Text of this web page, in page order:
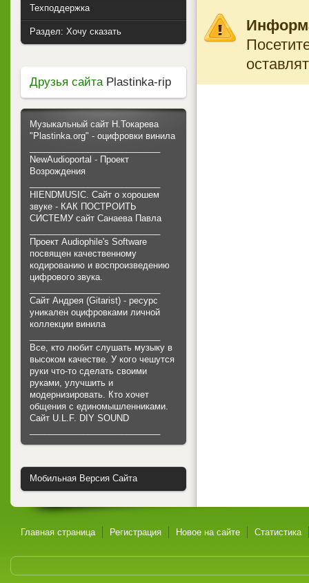
Техподдержка
Раздел: Хочу сказать
Друзья сайтаPlastinka-rip
Музыкальный сайт Н.Токарева
"Plastinka.org" - оцифровки винила
NewAudioportal - Проект
Возрождения
HIENDMUSIC. Сайт о хорошем
звуке - КАК ПОСТРОИТЬ
СИСТЕМУ сайт Санаева Павла
Проект Audiophile's Software
посвящен качественному
кодированию и воспроизведению
цифрового звука.
Сайт Андрея (Gitarist) - ресурс
уникален оцифровками личной
коллекции винила
Все, кто любит слушать музыку в
высоком качестве. У кого чешутся
руки что-то сделать своими
руками, улучшить и
модернизировать. Кто хочет
общения с единомышленниками.
Cайт U.L.F. DIY SOUND
Мобильная Версия Сайта
Главная страница Регистрация Новое на сайте Статистика